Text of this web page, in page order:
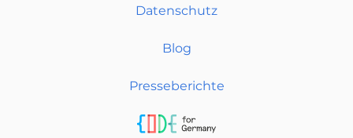
Datenschutz
Blog
Presseberichte